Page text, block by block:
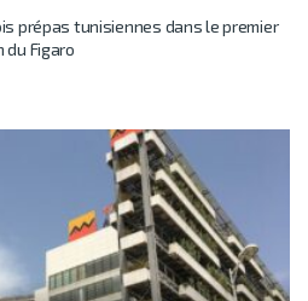
prépas tunisiennes dans le premier
Figaro